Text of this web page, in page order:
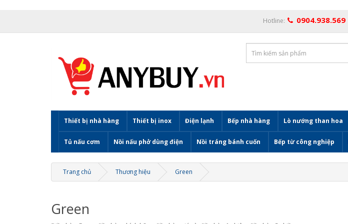
Hotline: 0904.938.569
Thiết bị nhà hàng Thiết bị inox Điện lạnh Bếp nhà hàng Lò nướng than hoa
Tủ nấu cơm Nồi nấu phở dùng điện Nồi tráng bánh cuốn Bếp từ công nghiệp
Trang chủ Thương hiệu Green
Green